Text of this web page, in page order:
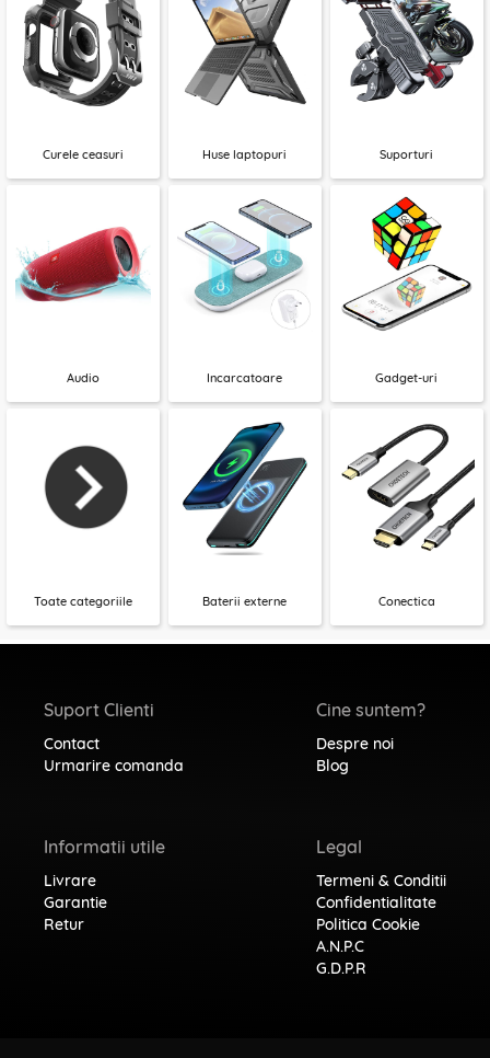
Curele ceasuri Huse laptopuri Suporturi
Audio Incarcatoare Gadget-uri
Toate categoriile Baterii externe Conectica
Suport Clienti
Contact
Urmarire comanda
Informatii utile
Livrare
Garantie
Retur
Cine suntem?
Despre noi
Blog
Legal
Termeni & Conditii
Confidentialitate
Politica Cookie
A.N.P.C
G.D.P.R